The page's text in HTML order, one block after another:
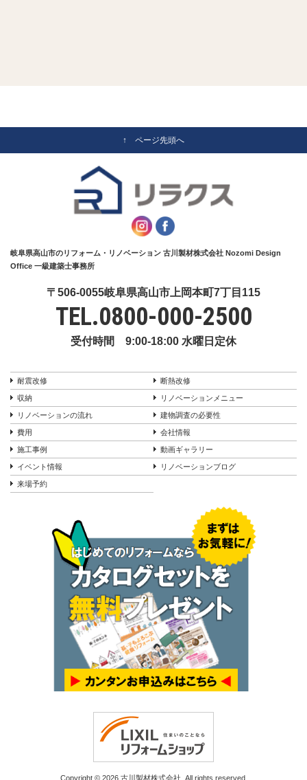
↑ ページ先頭へ
岐阜県高山市のリフォーム・リノベーション 古川製材株式会社 Nozomi Design
Office 一級建築士事務所
〒506-0055岐阜県高山市上岡本町7丁目115
TEL.0800-000-2500
受付時間 9:00-18:00 水曜日定休
耐震改修 断熱改修
収納 リノベーションメニュー
リノベーションの流れ 建物調査の必要性
費用 会社情報
施工事例 動画ギャラリー
イベント情報 リノベーションブログ
来場予約
Copyright © 2026 古川製材株式会社. All rights reserved.